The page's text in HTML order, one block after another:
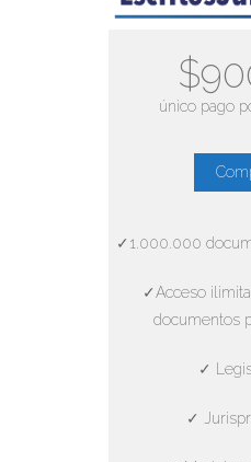
único pago
✓1.000.000
✓Acceso
documentos
✓
✓